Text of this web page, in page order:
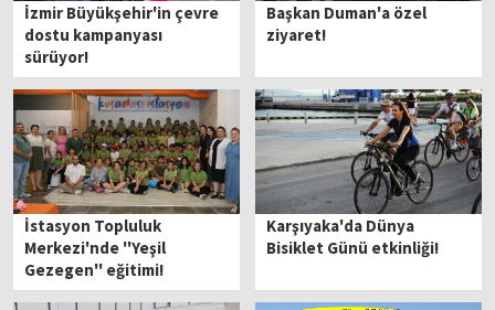
İzmir Büyükşehir'in çevre
dostu kampanyası
sürüyor!
Başkan Duman'a özel
ziyaret!
İstasyon Topluluk
Merkezi'nde ''Yeşil
Gezegen'' eğitimi!
Karşıyaka'da Dünya
Bisiklet Günü etkinliği!